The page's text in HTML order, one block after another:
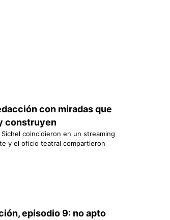
con miradas que
construyen
coincidieron en un streaming
y el oficio teatral compartieron
episodio 9: no apto